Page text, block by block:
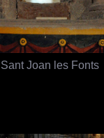
Sant Joan les Fonts